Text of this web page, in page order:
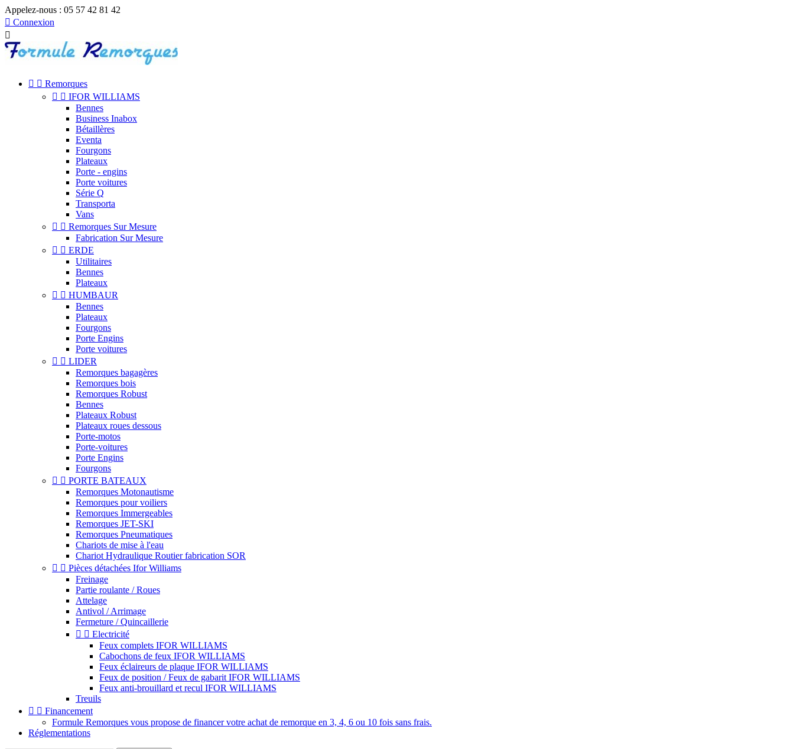
Appelez-nous : 05 57 42 81 42
 Connexion

  Remorques
  IFOR WILLIAMS
Bennes
Business Inabox
Bétaillères
Eventa
Fourgons
Plateaux
Porte - engins
Porte voitures
Série Q
Transporta
Vans
  Remorques Sur Mesure
Fabrication Sur Mesure
  ERDE
Utilitaires
Bennes
Plateaux
  HUMBAUR
Bennes
Plateaux
Fourgons
Porte Engins
Porte voitures
  LIDER
Remorques bagagères
Remorques bois
Remorques Robust
Bennes
Plateaux Robust
Plateaux roues dessous
Porte-motos
Porte-voitures
Porte Engins
Fourgons
  PORTE BATEAUX
Remorques Motonautisme
Remorques pour voiliers
Remorques Immergeables
Remorques JET-SKI
Remorques Pneumatiques
Chariots de mise à l'eau
Chariot Hydraulique Routier fabrication SOR
  Pièces détachées Ifor Williams
Freinage
Partie roulante / Roues
Attelage
Antivol / Arrimage
Fermeture / Quincaillerie
  Electricité
Feux complets IFOR WILLIAMS
Cabochons de feux IFOR WILLIAMS
Feux éclaireurs de plaque IFOR WILLIAMS
Feux de position / Feux de gabarit IFOR WILLIAMS
Feux anti-brouillard et recul IFOR WILLIAMS
Treuils
  Financement
Formule Remorques vous propose de financer votre achat de remorque en 3, 4, 6 ou 10 fois sans frais.
Réglementations